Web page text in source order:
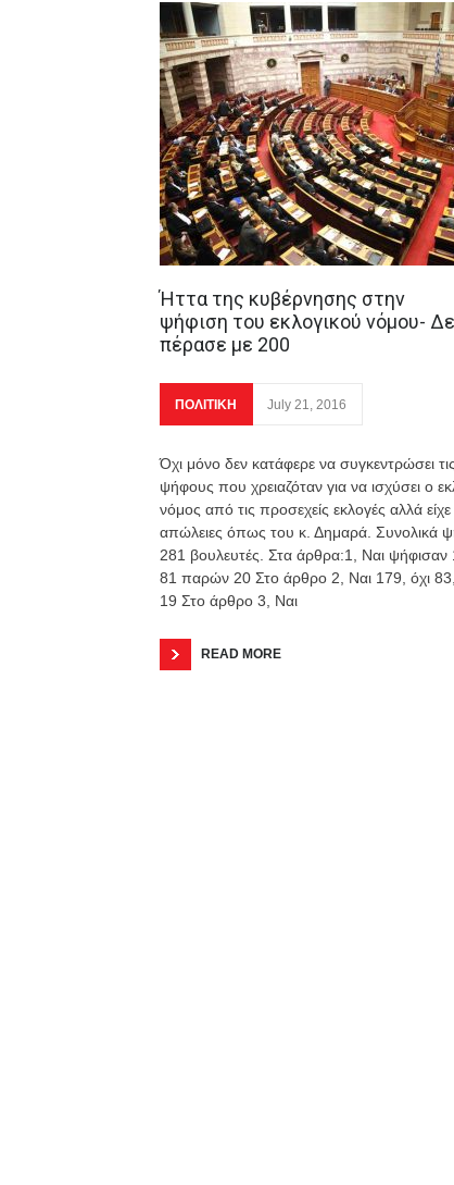
Ήττα της κυβέρνησης στην
ψήφιση του εκλογικού νόμου-
πέρασε με 200
ΠΟΛΙΤΙΚΗ July 21, 2016
Όχι μόνο δεν κατάφερε να συγκεντρώσει
ψήφους που χρειαζόταν για να ισχύσει ο
νόμος από τις προσεχείς εκλογές αλλά είχε
απώλειες όπως του κ. Δημαρά. Συνολικά
281 βουλευτές. Στα άρθρα:1, Ναι ψήφισαν
81 παρών 20 Στο άρθρο 2, Ναι 179, όχι
19 Στο άρθρο 3, Ναι
READ MORE